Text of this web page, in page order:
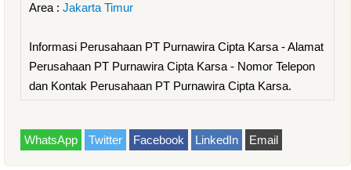
Area : Jakarta Timur
Informasi Perusahaan PT Purnawira Cipta Karsa - Alamat
Perusahaan PT Purnawira Cipta Karsa - Nomor Telepon
dan Kontak Perusahaan PT Purnawira Cipta Karsa.
WhatsApp Twitter Facebook LinkedIn Email